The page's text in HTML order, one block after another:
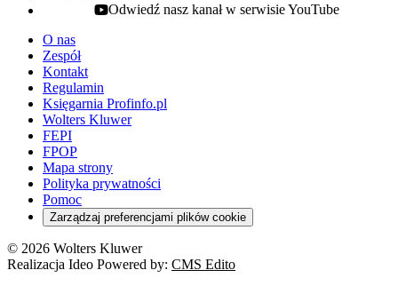
youtube - otwiera się w nowej karcie
Odwiedź nasz kanał w serwisie YouTube
O nas
Zespół
Kontakt
Regulamin
Księgarnia Profinfo.pl
Wolters Kluwer
FEPI
FPOP
Mapa strony
Polityka prywatności
Pomoc
Zarządzaj preferencjami plików cookie
© 2026 Wolters Kluwer
Realizacja Ideo Powered by: CMS Edito